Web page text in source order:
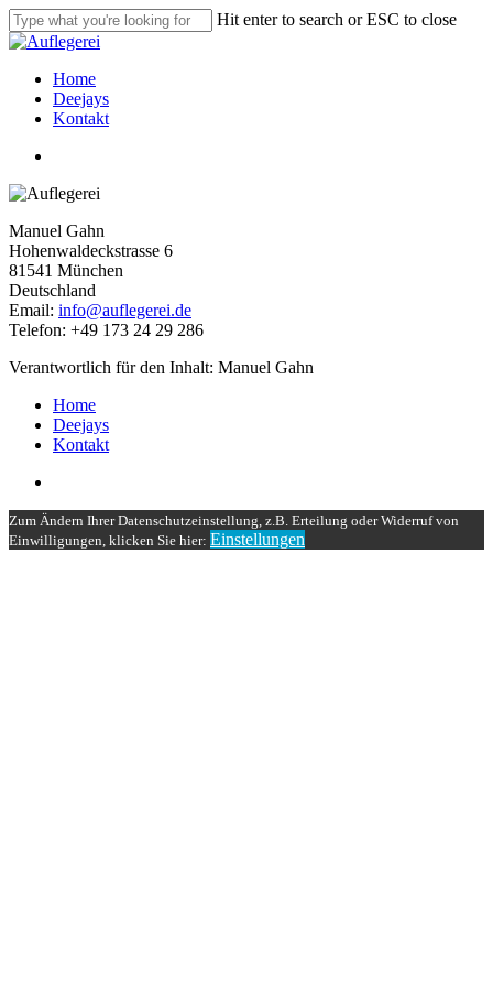
Skip
to
content
Hit enter to search or ESC to close
Close
Menu
Home
Deejays
Kontakt
Manuel Gahn
Hohenwaldeckstrasse 6
81541 München
Deutschland
Email: info@auflegerei.de
Telefon: +49 173 24 29 286
Verantwortlich für den Inhalt: Manuel Gahn
Close
Menu
Home
Deejays
Kontakt
Zum Ändern Ihrer Datenschutzeinstellung, z.B. Erteilung oder Widerruf von
Einwilligungen, klicken Sie hier: Einstellungen